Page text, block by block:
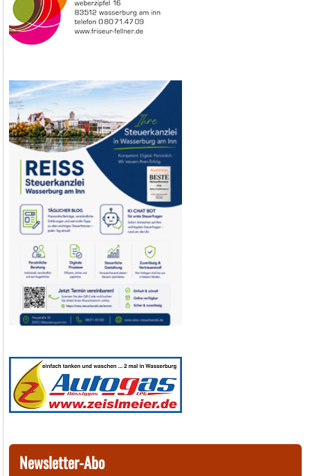
Newsletter-Abo